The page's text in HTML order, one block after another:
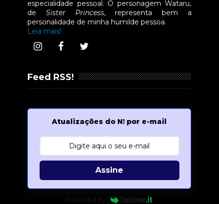
especialidade pessoal. O personagem Wataru,
deSister Princess, representa bem a
personalidade de minha humilde pessoa.
Leia mais!
Feed RSS!
Atualizações do N! por e-mail
Assine
Powered by